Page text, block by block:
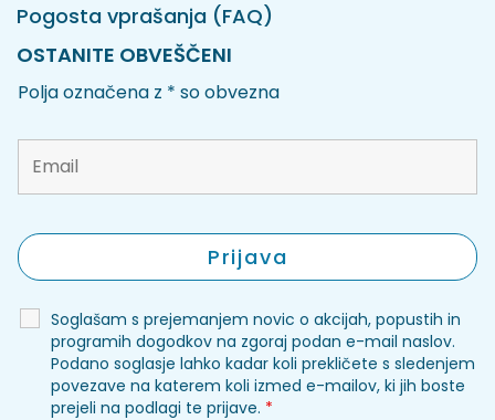
Pogosta vprašanja (FAQ)
OSTANITE OBVEŠČENI
Polja označena z * so obvezna
Soglašam s prejemanjem novic o akcijah, popustih in
programih dogodkov na zgoraj podan e-mail naslov.
Podano soglasje lahko kadar koli prekličete s sledenjem
povezave na katerem koli izmed e-mailov, ki jih boste
prejeli na podlagi te prijave. *